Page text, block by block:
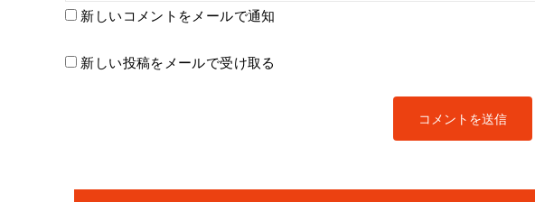
新しいコメントをメールで通知
新しい投稿をメールで受け取る